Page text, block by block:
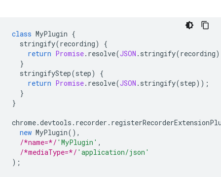
class MyPlugin {
stringify(recording)
{
return Promise. resolve(JSON . stringify(recording
}
stringifyStep(step)
{
return Promise. resolve(JSON . stringify(step));
}
}
chrome.devtools . recorder .
new MyPlugin(),
/*name=*/ 'MyPlugin' ,
/*mediaType=*/ 'application/json'
);